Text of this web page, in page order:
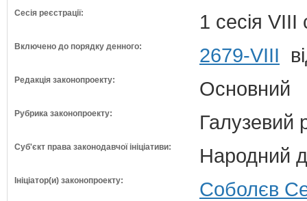
Сесія реєстрації: 1 сесія VIII
Включено до порядку денного: 2679-VIII
Редакція законопроекту: Основний
Рубрика законопроекту: Галузевий
Суб'єкт права законодавчої ініціативи: Народний
Ініціатор(и) законопроекту: Соболєв